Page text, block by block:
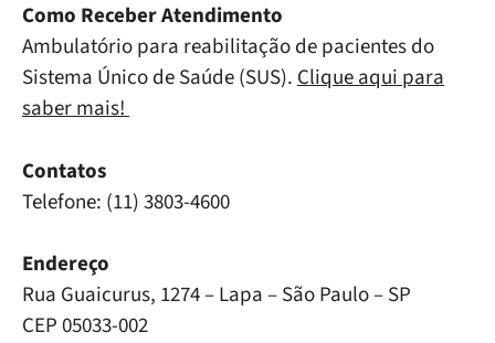
Como Receber Atendimento
Ambulatório para reabilitação de pacientes do
Sistema Único de Saúde (SUS).Clique aqui para
saber mais!
Contatos
Telefone: (11) 3803-4600
Endereço
Rua Guaicurus, 1274 – Lapa – São Paulo – SP
CEP 05033-002